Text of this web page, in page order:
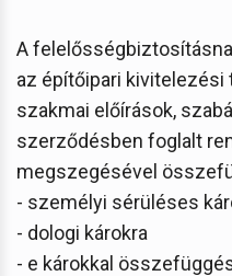
A
az építőipari
szakmai előírások,
szerződésben foglalt
megszegésével
- személyi sérüléses
- dologi károkra
- e károkkal